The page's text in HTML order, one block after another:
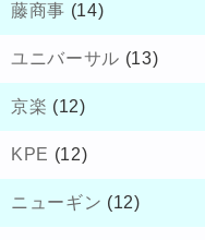
藤商事 (14)
ユニバーサル (13)
京楽 (12)
KPE (12)
ニューギン (12)